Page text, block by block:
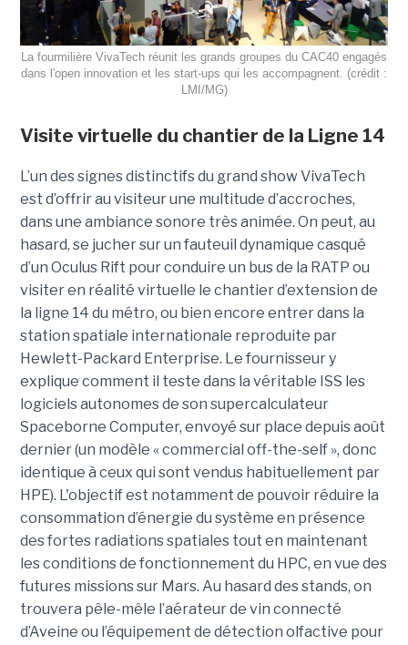
La fourmilière VivaTech réunit les grands groupes du CAC40 engagés
dans l'open innovation et les start-ups qui les accompagnent. (crédit :
LMI/MG)
Visite virtuelle du chantier de la Ligne 14
L’un des signes distinctifs du grand show VivaTech
est d’offrir au visiteur une multitude d’accroches,
dans une ambiance sonore très animée. On peut, au
hasard, se jucher sur un fauteuil dynamique casqué
d’un Oculus Rift pour conduire un bus de la RATP ou
visiter en réalité virtuelle le chantier d’extension de
la ligne 14 du métro, ou bien encore entrer dans la
station spatiale internationale reproduite par
Hewlett-Packard Enterprise. Le fournisseur y
explique comment il teste dans la véritable ISS les
logiciels autonomes de son supercalculateur
Spaceborne Computer, envoyé sur place depuis août
dernier (un modèle « commercial off-the-self », donc
identique à ceux qui sont vendus habituellement par
HPE). L'objectif est notamment de pouvoir réduire la
consommation d’énergie du système en présence
des fortes radiations spatiales tout en maintenant
les conditions de fonctionnement du HPC, en vue des
futures missions sur Mars. Au hasard des stands, on
trouvera pêle-mêle l’aérateur de vin connecté
d’Aveine ou l’équipement de détection olfactive pour